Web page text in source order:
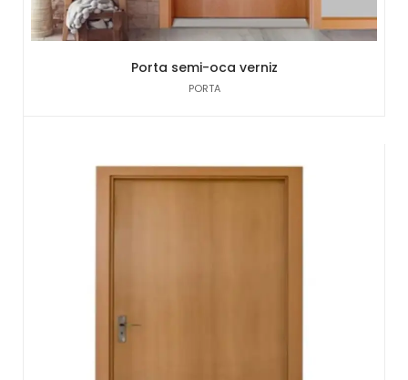
Porta semi-oca verniz
PORTA